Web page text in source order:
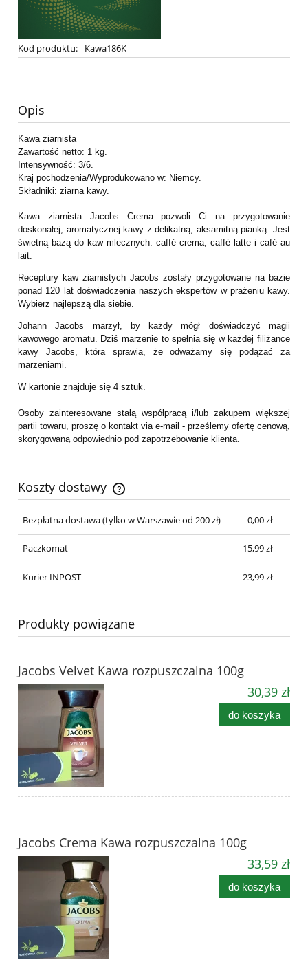
Kod produktu: Kawa186K
Opis
Kawa ziarnista
Zawartość netto: 1 kg.
Intensywność: 3/6.
Kraj pochodzenia/Wyprodukowano w: Niemcy.
Składniki: ziarna kawy.
Kawa ziarnista Jacobs Crema pozwoli Ci na przygotowanie
doskonałej, aromatycznej kawy z delikatną, aksamitną pianką. Jest
świetną bazą do kaw mlecznych: caffé crema, caffé latte i café au
lait.
Receptury kaw ziarnistych Jacobs zostały przygotowane na bazie
ponad 120 lat doświadczenia naszych ekspertów w prażeniu kawy.
Wybierz najlepszą dla siebie.
Johann Jacobs marzył, by każdy mógł doświadczyć magii
kawowego aromatu. Dziś marzenie to spełnia się w każdej filiżance
kawy Jacobs, która sprawia, że odważamy się podążać za
marzeniami.
W kartonie znajduje się 4 sztuk.
Osoby zainteresowane stałą współpracą i/lub zakupem większej
partii towaru, proszę o kontakt via e-mail - prześlemy ofertę cenową,
skorygowaną odpowiednio pod zapotrzebowanie klienta.
Koszty dostawy
Cena nie zawiera ewentualnych kosztów płatności
Bezpłatna dostawa(tylko w Warszawie od 200 zł) 0,00 zł
Paczkomat 15,99 zł
Kurier INPOST 23,99 zł
Produkty powiązane
Jacobs Velvet Kawa rozpuszczalna 100g
30,39 zł
do koszyka
Jacobs Crema Kawa rozpuszczalna 100g
33,59 zł
do koszyka